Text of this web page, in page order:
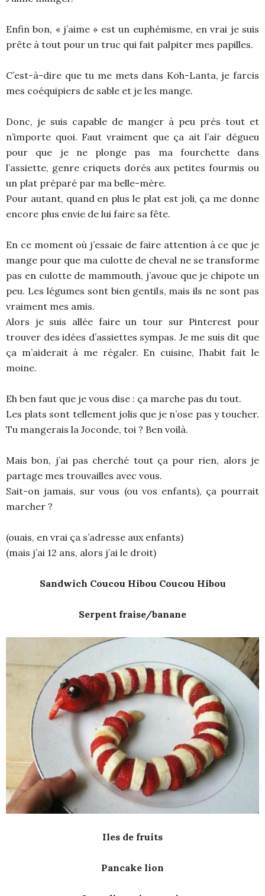
Enfin bon, « j’aime » est un euphémisme, en vrai je suis
prête à tout pour un truc qui fait palpiter mes papilles.
C’est-à-dire que tu me mets dans Koh-Lanta, je farcis
mes coéquipiers de sable et je les mange.
Donc, je suis capable de manger à peu près tout et
n’importe quoi. Faut vraiment que ça ait l’air dégueu
pour que je ne plonge pas ma fourchette dans
l’assiette, genre criquets dorés aux petites fourmis ou
un plat préparé par ma belle-mère.
Pour autant, quand en plus le plat est joli, ça me donne
encore plus envie de lui faire sa fête.
En ce moment où j’essaie de faire attention à ce que je
mange pour que ma culotte de cheval ne se transforme
pas en culotte de mammouth, j’avoue que je chipote un
peu. Les légumes sont bien gentils, mais ils ne sont pas
vraiment mes amis.
Alors je suis allée faire un tour sur Pinterest pour
trouver des idées d’assiettes sympas. Je me suis dit que
ça m’aiderait à me régaler. En cuisine, l’habit fait le
moine.
Eh ben faut que je vous dise : ça marche pas du tout.
Les plats sont tellement jolis que je n’ose pas y toucher.
Tu mangerais la Joconde, toi ? Ben voilà.
Mais bon, j’ai pas cherché tout ça pour rien, alors je
partage mes trouvailles avec vous.
Sait-on jamais, sur vous (ou vos enfants), ça pourrait
marcher ?
(ouais, en vrai ça s’adresse aux enfants)
(mais j’ai 12 ans, alors j’ai le droit)
Sandwich Coucou Hibou Coucou Hibou
Serpent fraise/banane
Iles de fruits
Pancake lion